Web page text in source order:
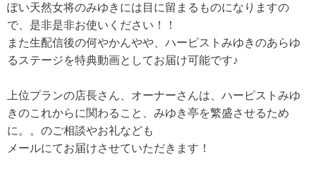
ぽい天然女将のみゆきには目に留まるものになりますの
で、是非是非お使いください！！
また生配信後の何やかんやや、ハーピストみゆきのあらゆ
るステージを特典動画としてお届け可能です♪
上位プランの店長さん、オーナーさんは、ハーピストみゆ
きのこれからに関わること、みゆき亭を繁盛させるため
に。。のご相談やお礼なども
メールにてお届けさせていただきます！